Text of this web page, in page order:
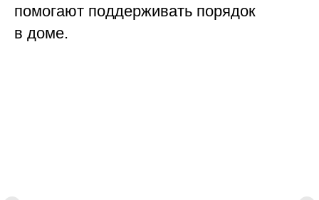
помогают поддерживать порядок
в доме.